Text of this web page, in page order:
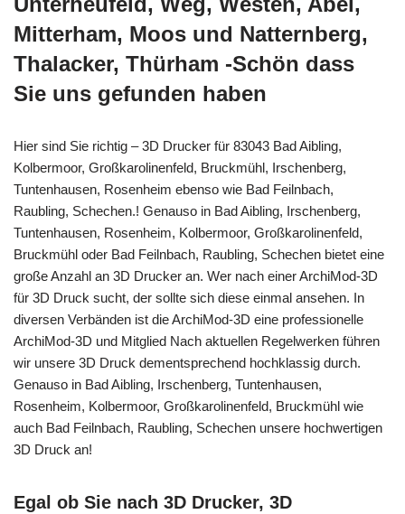
Mitterham, Moos und Natternberg,
Thalacker, Thürham -Schön dass
Sie uns gefunden haben
Hier sind Sie richtig – 3D Drucker für 83043 Bad Aibling,
Kolbermoor, Großkarolinenfeld, Bruckmühl, Irschenberg,
Tuntenhausen, Rosenheim ebenso wie Bad Feilnbach,
Raubling, Schechen.! Genauso in Bad Aibling, Irschenberg,
Tuntenhausen, Rosenheim, Kolbermoor, Großkarolinenfeld,
Bruckmühl oder Bad Feilnbach, Raubling, Schechen bietet eine
große Anzahl an 3D Drucker an. Wer nach einer ArchiMod-3D
für 3D Druck sucht, der sollte sich diese einmal ansehen. In
diversen Verbänden ist die ArchiMod-3D eine professionelle
ArchiMod-3D und Mitglied Nach aktuellen Regelwerken führen
wir unsere 3D Druck dementsprechend hochklassig durch.
Genauso in Bad Aibling, Irschenberg, Tuntenhausen,
Rosenheim, Kolbermoor, Großkarolinenfeld, Bruckmühl wie
auch Bad Feilnbach, Raubling, Schechen unsere hochwertigen
3D Druck an!
Egal ob Sie nach 3D Drucker, 3D